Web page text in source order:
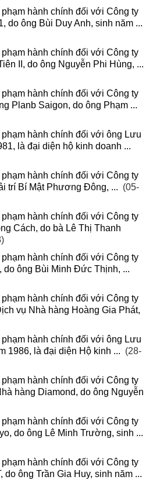
hành chính đối với Công ty
do ông Bùi Duy Anh, sinh năm ...
hành chính đối với Công ty
II, do ông Nguyễn Phi Hùng, ...
hành chính đối với Công ty
Planb Saigon, do ông Phạm ...
hành chính đối với ông Lưu
là đại diện hộ kinh doanh ...
hành chính đối với Công ty
trí Bí Mật Phương Đông, ... (05-
hành chính đối với Công ty
Cách, do bà Lê Thị Thanh
hành chính đối với Công ty
do ông Bùi Minh Đức Thịnh, ...
hành chính đối với Công ty
vụ Nhà hàng Hoàng Gia Phát,
hành chính đối với ông Lưu
1986, là đại diện Hộ kinh ... (28-
hành chính đối với Công ty
hàng Diamond, do ông Nguyễn
hành chính đối với Công ty
do ông Lê Minh Trường, sinh ...
hành chính đối với Công ty
do ông Trần Gia Huy, sinh năm ...